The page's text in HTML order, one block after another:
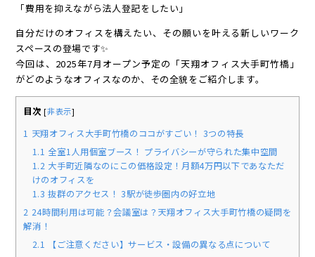
「費用を抑えながら法人登記をしたい」
自分だけのオフィスを構えたい、その願いを叶える新しいワーク
スペースの登場です✨
今回は、2025年7月オープン予定の「天翔オフィス大手町竹橋」
がどのようなオフィスなのか、その全貌をご紹介します。
目次 [非表示]
1 天翔オフィス大手町竹橋のココがすごい！ 3つの特長
1.1 全室1人用個室ブース！ プライバシーが守られた集中空間
1.2 大手町近隣なのにこの価格設定！月額4万円以下であなただ
けのオフィスを
1.3 抜群のアクセス！ 3駅が徒歩圏内の好立地
2 24時間利用は可能？会議室は？天翔オフィス大手町竹橋の疑問を
解消！
2.1 【ご注意ください】サービス・設備の異なる点について